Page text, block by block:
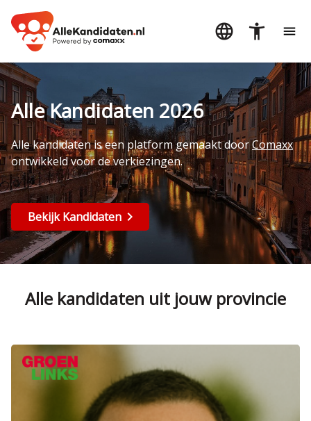
Alle Kandidaten 2026
Alle kandidaten is een platform gemaakt doorComaxx
ontwikkeld voor de verkiezingen.
Bekijk Kandidaten
Alle kandidaten uit jouw provincie